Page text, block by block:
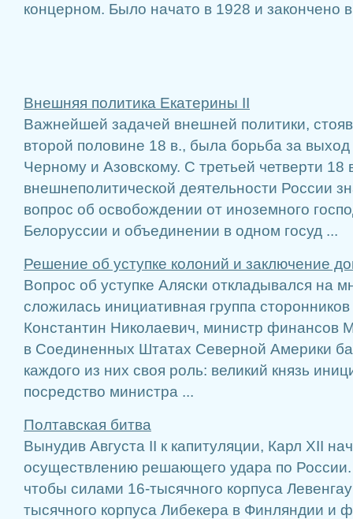
концерном. Было начато в 1928 и закончено
Внешняя политика Екатерины II
Важнейшей задачей внешней политики,
второй половине 18 в., была борьба за
Черному и Азовскому. С третьей четверти 18
внешнеполитической деятельности России
вопрос об освобождении от иноземного
Белоруссии и объединении в одном госуд ...
Решение об уступке колоний и заключение
Вопрос об уступке Аляски откладывался на
сложилась инициативная группа
Константин Николаевич, министр финансов
в Соединенных Штатах Северной Америки
каждого из них своя роль: великий князь
посредство министра ...
Полтавская битва
Вынудив Августа II к капитуляции, Карл XII
осуществлению решающего удара по России.
чтобы силами 16-тысячного корпуса
тысячного корпуса Либекера в Финляндии и